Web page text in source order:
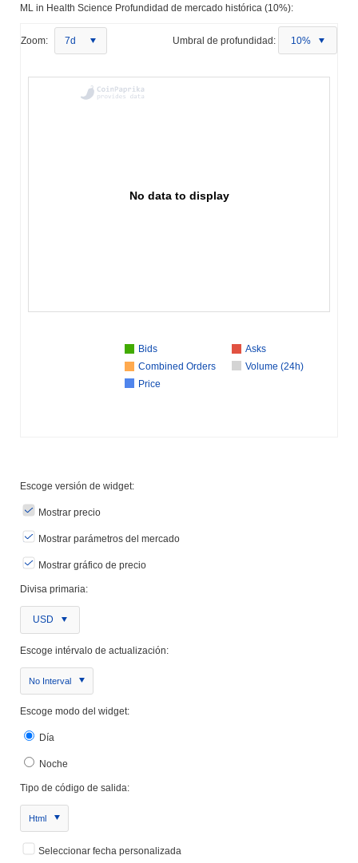
ML in Health Science Profundidad de mercado histórica (10%):
Zoom: 7d Umbral de profundidad: 10%
No data to display
Bids
Asks
Combined Orders
Volume (24h)
Price
Escoge versión de widget:
Mostrar precio
Mostrar parámetros del mercado
Mostrar gráfico de precio
Divisa primaria:
USD
Escoge intérvalo de actualización:
No Interval
Escoge modo del widget:
Día
Noche
Tipo de código de salida:
Html
Seleccionar fecha personalizada